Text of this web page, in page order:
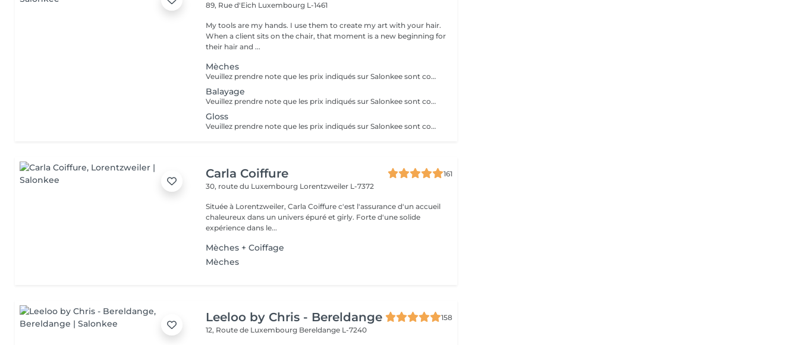
89, Rue d'Eich Luxembourg L-1461
My tools are my hands. I use them to create my art with your hair.
When a client sits on the chair, that moment is a new beginning for
their hair and ...
Mèches
Veuillez prendre note que les prix indiqués sur Salonkee sont communiqués à titre informatif et s'entendent de base. Ces derniers sont susceptibles de varier selon le diagnostic réalisé à votre arrivée au salon et l'expertise du professionnel à qui vous confiez votre beauté. Dans tous les cas, un devis précis vous sera proposé et toutes réalisations de prestations seront effectuées avec votre accord. Un grand merci d'avance pour votre compréhension. Au plaisir de vous recevoir très vite.
Balayage
Veuillez prendre note que les prix indiqués sur Salonkee sont communiqués à titre informatif et s'entendent de base. Ces derniers sont susceptibles de varier selon le diagnostic réalisé à votre arrivée au salon et l'expertise du professionnel à qui vous confiez votre beauté. Dans tous les cas, un devis précis vous sera proposé et toutes réalisations de prestations seront effectuées avec votre accord. Un grand merci d'avance pour votre compréhension. Au plaisir de vous recevoir très vite.
Gloss
Veuillez prendre note que les prix indiqués sur Salonkee sont communiqués à titre informatif et s'entendent de base. Ces derniers sont susceptibles de varier selon le diagnostic réalisé à votre arrivée au salon et l'expertise du professionnel à qui vous confiez votre beauté. Dans tous les cas, un devis précis vous sera proposé et toutes réalisations de prestations seront effectuées avec votre accord. Un grand merci d'avance pour votre compréhension. Au plaisir de vous recevoir très vite.
Carla Coiffure
161
30, route du Luxembourg Lorentzweiler L-7372
Située à Lorentzweiler, Carla Coiffure c'est l'assurance d'un accueil
chaleureux dans un univers épuré et girly. Forte d'une solide
expérience dans le...
Mèches + Coiffage
Mèches
Leeloo by Chris - Bereldange
158
12, Route de Luxembourg Bereldange L-7240